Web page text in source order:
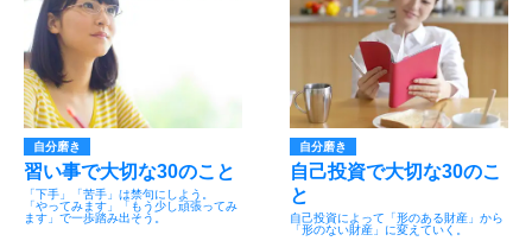
自分磨き
習い事で大切な30のこと
「下手」「苦手」は禁句にしよう。
「やってみます」「もう少し頑張ってみ
ます」で一歩踏み出そう。
自分磨き
自己投資で大切な30のこ
と
自己投資によって「形のある財産」から
「形のない財産」に変えていく。